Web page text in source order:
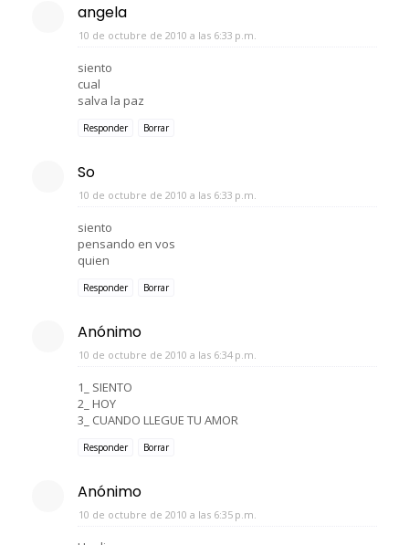
angela
10 de octubre de 2010 a las 6:33 p.m.
siento
cual
salva la paz
Responder Borrar
So
10 de octubre de 2010 a las 6:33 p.m.
siento
pensando en vos
quien
Responder Borrar
Anónimo
10 de octubre de 2010 a las 6:34 p.m.
1_ SIENTO
2_ HOY
3_ CUANDO LLEGUE TU AMOR
Responder Borrar
Anónimo
10 de octubre de 2010 a las 6:35 p.m.